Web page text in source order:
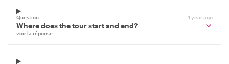
Question 1 year ago
Where does the tour start and end?
voir la réponse